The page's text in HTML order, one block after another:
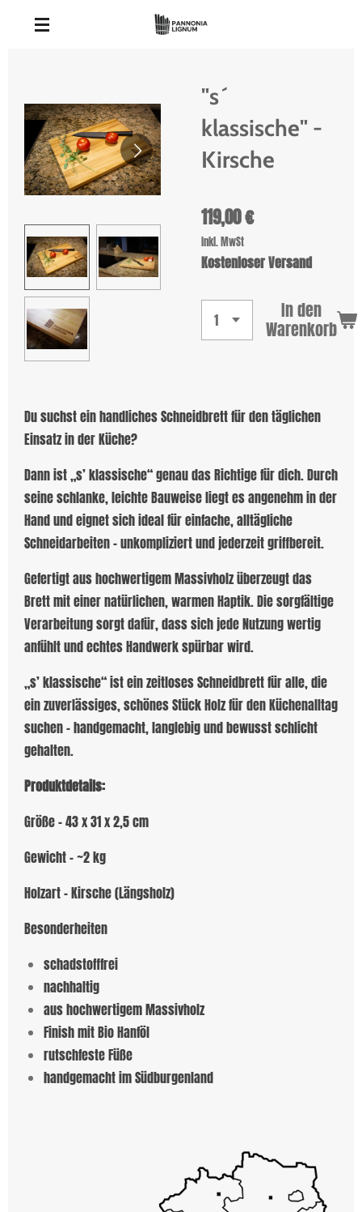
"s´
klassische" -
Kirsche
119,00 €
inkl. MwSt
Kostenloser Versand
In den
Warenkorb
Du suchst ein handliches Schneidbrett für den täglichen
Einsatz in der Küche?
Dann ist „s’ klassische“ genau das Richtige für dich. Durch
seine schlanke, leichte Bauweise liegt es angenehm in der
Hand und eignet sich ideal für einfache, alltägliche
Schneidarbeiten – unkompliziert und jederzeit griffbereit.
Gefertigt aus hochwertigem Massivholz überzeugt das
Brett mit einer natürlichen, warmen Haptik. Die sorgfältige
Verarbeitung sorgt dafür, dass sich jede Nutzung wertig
anfühlt und echtes Handwerk spürbar wird.
„s’ klassische“ ist ein zeitloses Schneidbrett für alle, die
ein zuverlässiges, schönes Stück Holz für den Küchenalltag
suchen – handgemacht, langlebig und bewusst schlicht
gehalten.
Produktdetails:
Größe - 43 x 31 x 2,5 cm
Gewicht - ~2 kg
Holzart - Kirsche (Längsholz)
Besonderheiten
schadstofffrei
nachhaltig
aus hochwertigem Massivholz
Finish mit Bio Hanföl
rutschfeste Füße
handgemacht im Südburgenland